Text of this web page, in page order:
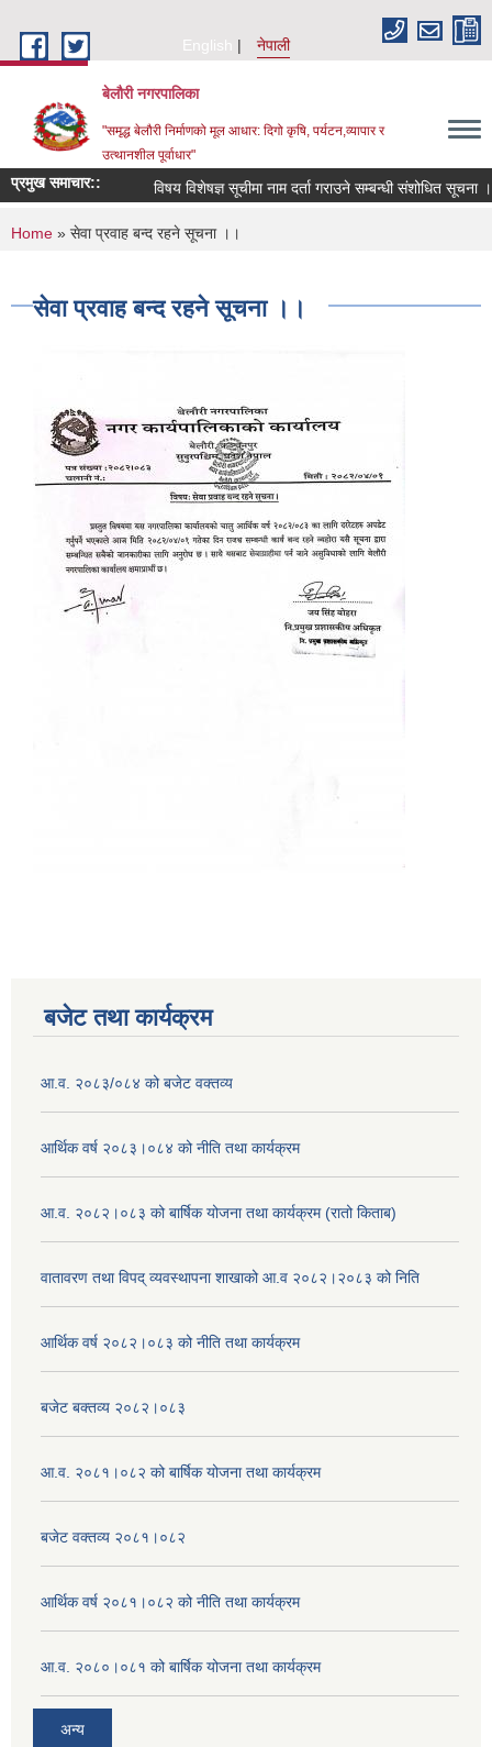
English
नेपाली
बेलौरी नगरपालिका
"समृद्ध बेलौरी निर्माणको मूल आधार: दिगो कृषि, पर्यटन,व्यापार र
उत्थानशील पूर्वाधार"
प्रमुख समाचार:: विषय विशेषज्ञ सूचीमा नाम दर्ता गराउने सम्बन्धी संशोधित सूचना ।
You are here
Home » सेवा प्रवाह बन्द रहने सूचना ।।
सेवा प्रवाह बन्द रहने सूचना ।।
बजेट तथा कार्यक्रम
आ.व. २०८३/०८४ को बजेट वक्तव्य
आर्थिक वर्ष २०८३।०८४ को नीति तथा कार्यक्रम
आ.व. २०८२।०८३ को बार्षिक योजना तथा कार्यक्रम (रातो किताब)
वातावरण तथा विपद् व्यवस्थापना शाखाको आ.व २०८२।२०८३ को निति
आर्थिक वर्ष २०८२।०८३ को नीति तथा कार्यक्रम
बजेट बक्तव्य २०८२।०८३
आ.व. २०८१।०८२ को बार्षिक योजना तथा कार्यक्रम
बजेट वक्तव्य २०८१।०८२
आर्थिक वर्ष २०८१।०८२ को नीति तथा कार्यक्रम
आ.व. २०८०।०८१ को बार्षिक योजना तथा कार्यक्रम
अन्य